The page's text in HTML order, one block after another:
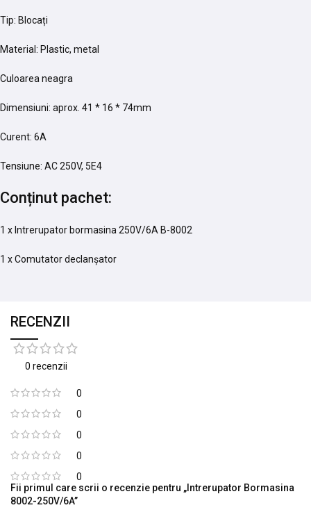
Tip: Blocați
Material: Plastic, metal
Culoarea neagra
Dimensiuni: aprox. 41 * 16 * 74mm
Curent: 6A
Tensiune: AC 250V, 5E4
Conținut pachet:
1 x Intrerupator bormasina 250V/6A B-8002
1 x Comutator declanșator
RECENZII
0 recenzii
0
0
0
0
0
Fii primul care scrii o recenzie pentru „Intrerupator Bormasina
8002-250V/6A”